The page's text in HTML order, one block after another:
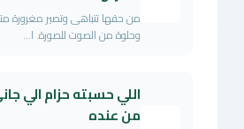
من حقها تتباهى وتصير مغرورة
وحلوة من الصوت للصورة. ا...
اللي حسبته حزام الي
من عنده